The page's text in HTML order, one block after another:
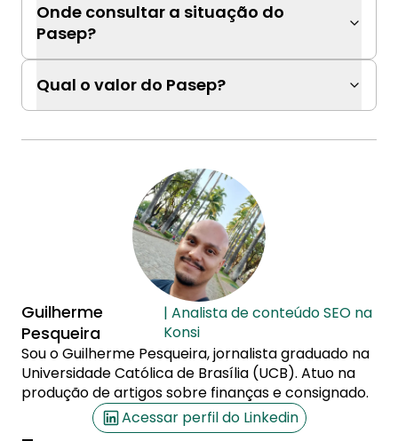
Onde consultar a situação do
Pasep?
Qual o valor do Pasep?
Guilherme
Pesqueira
| Analista de conteúdo SEO na
Konsi
Sou o Guilherme Pesqueira, jornalista graduado na
Universidade Católica de Brasília (UCB). Atuo na
produção de artigos sobre finanças e consignado.
Acessar perfil do Linkedin